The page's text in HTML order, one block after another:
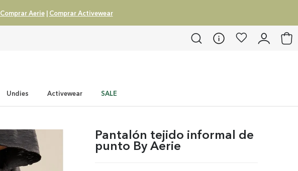
Comprar Aerie| Comprar Activewear
Undies Activewear SALE
Pantalón tejido informal de
punto By Aerie